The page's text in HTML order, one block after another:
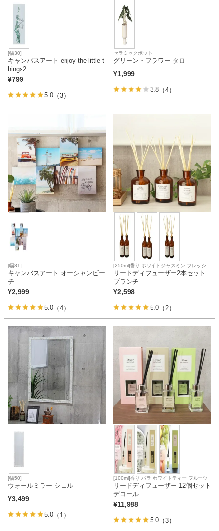
[幅30]
キャンバスアート enjoy the little t
hings2
¥799
5.0 （3）
セラミックポット
グリーン・フラワー タロ
¥1,999
3.8 （4）
[幅81]
キャンバスアート オーシャンビー
チ
¥2,999
5.0 （4）
[250ml]香り ホワイトジャスミン フレッシュ
コットン スパークリングイブニング
リードディフューザー2本セット
ブランチ
¥2,598
5.0 （2）
[幅50]
ウォールミラー シェル
¥3,499
5.0 （1）
[100ml]香り バラ ホワイトティー フルーツ
リードディフューザー 12個セット
デコール
¥11,988
5.0 （3）